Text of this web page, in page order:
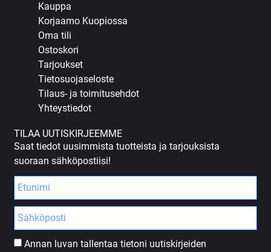
Kauppa
Korjaamo Kuopiossa
Oma tili
Ostoskori
Tarjoukset
Tietosuojaseloste
Tilaus- ja toimitusehdot
Yhteystiedot
TILAA UUTISKIRJEEMME
Saat tiedot uusimmista tuotteista ja tarjouksista
suoraan sähköpostiisi!
Annan luvan tallentaa tietoni uutiskirjeiden